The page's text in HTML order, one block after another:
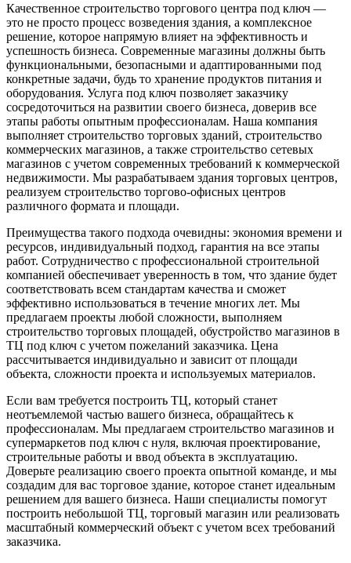
Качественное строительство торгового центра под ключ —
это не просто процесс возведения здания, а комплексное
решение, которое напрямую влияет на эффективность и
успешность бизнеса. Современные магазины должны быть
функциональными, безопасными и адаптированными под
конкретные задачи, будь то хранение продуктов питания и
оборудования. Услуга под ключ позволяет заказчику
сосредоточиться на развитии своего бизнеса, доверив все
этапы работы опытным профессионалам. Наша компания
выполняет строительство торговых зданий, строительство
коммерческих магазинов, а также строительство сетевых
магазинов с учетом современных требований к коммерческой
недвижимости. Мы разрабатываем здания торговых центров,
реализуем строительство торгово-офисных центров
различного формата и площади.
Преимущества такого подхода очевидны: экономия времени и
ресурсов, индивидуальный подход, гарантия на все этапы
работ. Сотрудничество с профессиональной строительной
компанией обеспечивает уверенность в том, что здание будет
соответствовать всем стандартам качества и сможет
эффективно использоваться в течение многих лет. Мы
предлагаем проекты любой сложности, выполняем
строительство торговых площадей, обустройство магазинов в
ТЦ под ключ с учетом пожеланий заказчика. Цена
рассчитывается индивидуально и зависит от площади
объекта, сложности проекта и используемых материалов.
Если вам требуется построить ТЦ, который станет
неотъемлемой частью вашего бизнеса, обращайтесь к
профессионалам. Мы предлагаем строительство магазинов и
супермаркетов под ключ с нуля, включая проектирование,
строительные работы и ввод объекта в эксплуатацию.
Доверьте реализацию своего проекта опытной команде, и мы
создадим для вас торговое здание, которое станет идеальным
решением для вашего бизнеса. Наши специалисты помогут
построить небольшой ТЦ, торговый магазин или реализовать
масштабный коммерческий объект с учетом всех требований
заказчика.